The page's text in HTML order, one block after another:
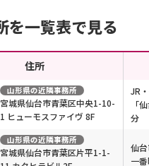
を一覧表で見る
住所
山形県の近隣事務所
宮城県仙台市青葉区中央1-10-
1 ヒューモスファイヴ 8F
JR
「
分
山形県の近隣事務所
宮城県仙台市青葉区片平1-1-
仙
一